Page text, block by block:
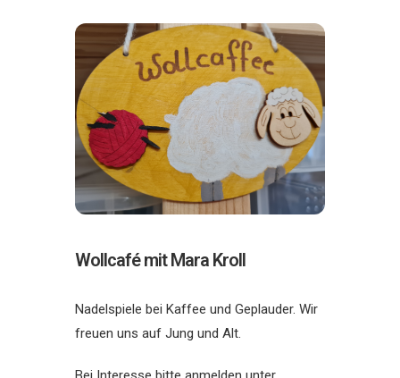
Wollcafé mit Mara Kroll
Nadelspiele bei Kaffee und Geplauder. Wir
freuen uns auf Jung und Alt.